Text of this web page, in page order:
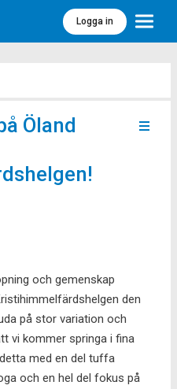
Logga in Meny
Öland
och gemenskap
den
på stor variation och
vi kommer springa i fina
med en del tuffa
och en hel del fokus på